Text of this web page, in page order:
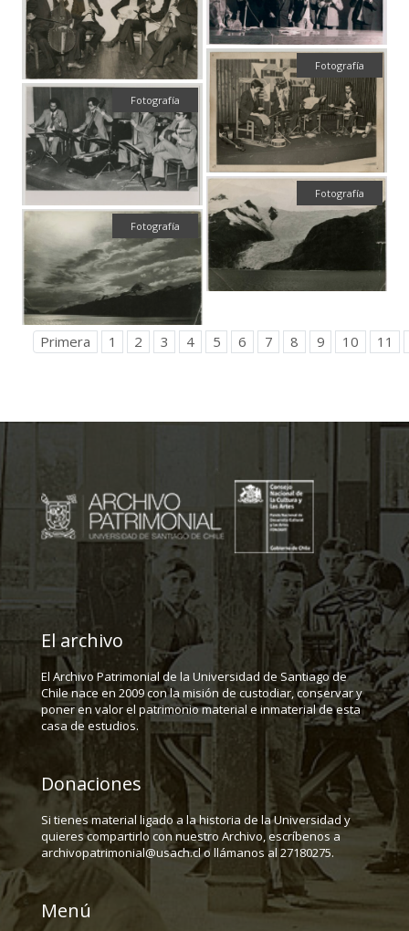
Fotografía
Fotografía
Fotografía
Fotografía
Primera 1 2 3 4 5 6 7 8 9 10 11
El archivo
El Archivo Patrimonial de la Universidad de Santiago de
Chile nace en 2009 con la misión de custodiar, conservar y
poner en valor el patrimonio material e inmaterial de esta
casa de estudios.
Donaciones
Si tienes material ligado a la historia de la Universidad y
quieres compartirlo con nuestro Archivo, escríbenos a
archivopatrimonial@usach.cl o llámanos al 27180275.
Menú